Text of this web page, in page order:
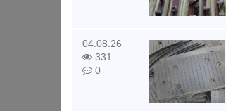
04.08.26
331
0